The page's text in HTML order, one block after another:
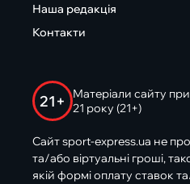
Наша редакція
Контакти
21+
Матеріали сайту
21 року (21+)
Сайт sport-express.ua не
та/або віртуальні гроші,
якій формі оплату ставок